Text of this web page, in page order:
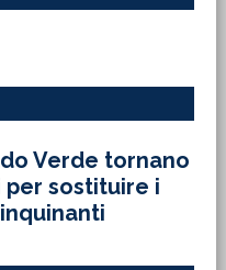
Verde tornano
sostituire i